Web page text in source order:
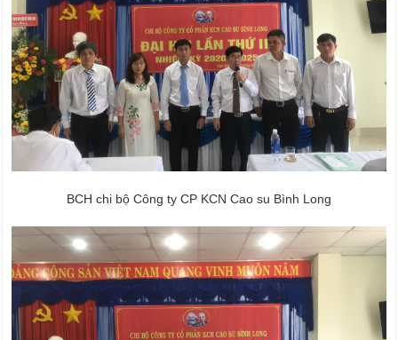
BCH chi bộ Công ty CP KCN Cao su Bình Long